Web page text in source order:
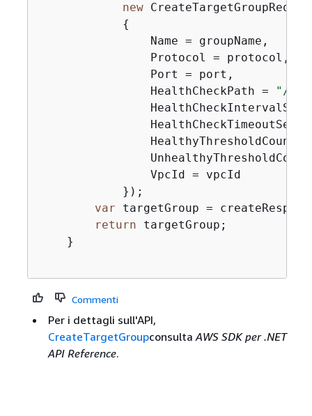
new
{
                Name = groupName,
                Protocol = protocol,
                Port = port,
                HealthCheckPath =
"/
HealthyThresholdCount
                VpcId = vpcId
            });
var targetGroup =
return targetGroup;
    }
Commenti
Per i dettagli sull'API,
CreateTargetGroupconsultaAWS SDK per .NET
API Reference.